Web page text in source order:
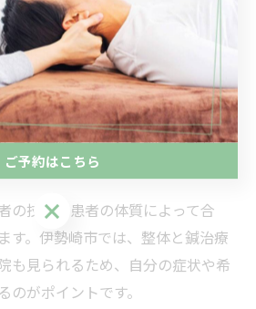
す。
的な調整で首のカーブや関節の動
安全性が高いのが特徴です。一
を用いて痛みやコリの根本原因に
自律神経のバランス調整に効果が
の技術や患者の体質によって合
す。伊勢崎市では、整体と鍼治療
も見られるため、自分の症状や希
がポイントです。
ご予約はこちら
ご予約はこちら